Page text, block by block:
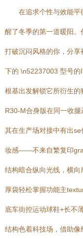
在追求个性与效能
醒了冬季的第一道暖阳
打破沉闷风格的你，分
下的 \n52237003 型号的
根基出发解锁它所衍生
R30-M合身版在同一收
其在生产场对接中有出
妆感——不来自繁复印
结构暗合纵向光线，横
厚袋轻松掌握功能主
底车街控运动球鞋+长不
结构色着科技场，借助